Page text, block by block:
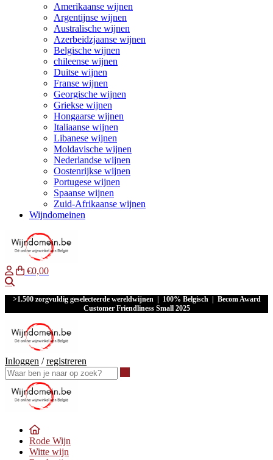
Amerikaanse wijnen
Argentijnse wijnen
Australische wijnen
Azerbeidzjaanse wijnen
Belgische wijnen
chileense wijnen
Duitse wijnen
Franse wijnen
Georgische wijnen
Griekse wijnen
Hongaarse wijnen
Italiaanse wijnen
Libanese wijnen
Moldavische wijnen
Nederlandse wijnen
Oostenrijkse wijnen
Portugese wijnen
Spaanse wijnen
Zuid-Afrikaanse wijnen
Wijndomeinen
€0,00
>1.500 zorgvuldig geselecteerde wereldwijnen | 100% Belgisch | Becom Award
Customer Friendliness Small 2025
Inloggen /registreren
Rode Wijn
Witte wijn